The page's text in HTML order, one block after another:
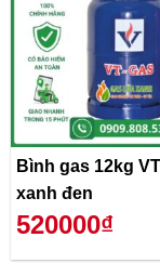
Bình gas 12kg
xanh đen
520000₫